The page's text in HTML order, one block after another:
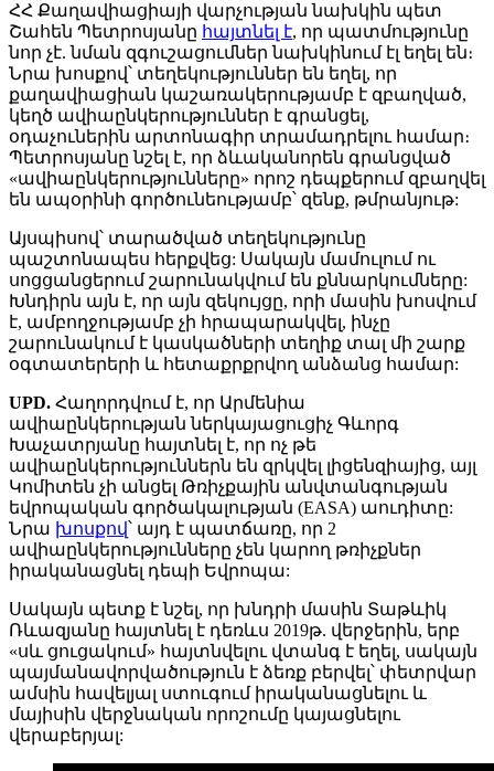
ՀՀ Քաղավիացիայի վարչության նախկին պետ
Շահեն Պետրոսյանը հայտնել է, որ պատմությունը
նոր չէ. նման զգուշացումներ նախկինում էլ եղել են։
Նրա խոսքով՝ տեղեկություններ են եղել, որ
քաղավիացիան կաշառակերությամբ է զբաղված,
կեղծ ավիաընկերություններ է գրանցել,
օդաչուներին արտոնագիր տրամադրելու համար։
Պետրոսյանը նշել է, որ ձևականորեն գրանցված
«ավիաընկերությունները» որոշ դեպքերում զբաղվել
են ապօրինի գործունեությամբ՝ զենք, թմրանյութ:
Այսպիսով՝ տարածված տեղեկությունը
պաշտոնապես հերքվեց: Սակայն մամուլում ու
սոցցանցերում շարունակվում են քննարկումները:
Խնդիրն այն է, որ այն զեկույցը, որի մասին խոսվում
է, ամբողջությամբ չի հրապարակվել, ինչը
շարունակում է կասկածների տեղիք տալ մի շարք
օգտատերերի և հետաքրքրվող անձանց համար:
UPD. Հաղորդվում է, որ Արմենիա
ավիաընկերության ներկայացուցիչ Գևորգ
Խաչատրյանը հայտնել է, որ ոչ թե
ավիաընկերություններն են զրկվել լիցենզիայից, այլ
Կոմիտեն չի անցել Թռիչքային անվտանգության
եվրոպական գործակալության (EASA) աուդիտը:
Նրա խոսքով՝ այդ է պատճառը, որ 2
ավիաընկերությունները չեն կարող թռիչքներ
իրականացնել դեպի Եվրոպա:
Սակայն պետք է նշել, որ խնդրի մասին Տաթևիկ
Ռևազյանը հայտնել է դեռևս 2019թ. վերջերին, երբ
«սև ցուցակում» հայտնվելու վտանգ է եղել, սակայն
պայմանավորվածություն է ձեռք բերվել՝ փետրվար
ամսին հավելյալ ստուգում իրականացնելու և
մայիսին վերջնական որոշումը կայացնելու
վերաբերյալ: